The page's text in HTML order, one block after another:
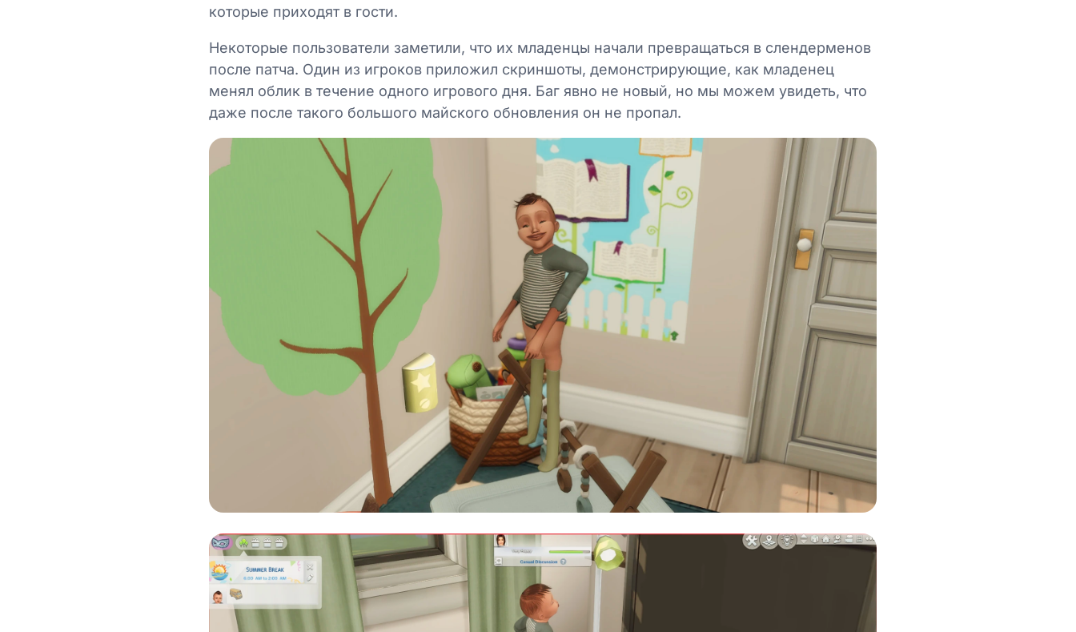
которые приходят в гости.
Некоторые пользователи заметили, что их младенцы начали превращаться в слендерменов
после патча. Один из игроков приложил скриншоты, демонстрирующие, как младенец
менял облик в течение одного игрового дня. Баг явно не новый, но мы можем увидеть, что
даже после такого большого майского обновления он не пропал.